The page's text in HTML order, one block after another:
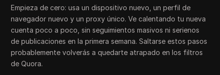
Empieza de cero: usa un dispositivo nuevo, un perfil de
navegador nuevo y un proxy único. Ve calentando tu nueva
cuenta poco a poco, sin seguimientos masivos ni serienos
de publicaciones en la primera semana. Saltarse estos pasos
probablemente volverás a quedarte atrapado en los filtros
de Quora.